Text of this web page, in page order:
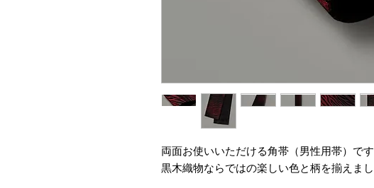
両面お使いいただける角帯（男性用帯）です
黒木織物ならではの楽しい色と柄を揃えまし